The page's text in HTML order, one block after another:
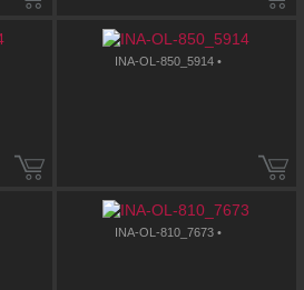
INA-OL-850_5914 •
INA-OL-810_7673 •